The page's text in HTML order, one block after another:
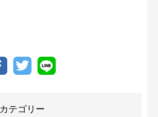
カテゴリー